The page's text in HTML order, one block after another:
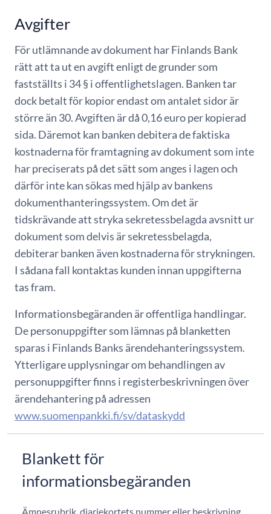
Avgifter
För utlämnande av dokument har Finlands Bank
rätt att ta ut en avgift enligt de grunder som
fastställts i 34 § i offentlighetslagen. Banken tar
dock betalt för kopior endast om antalet sidor är
större än 30. Avgiften är då 0,16 euro per kopierad
sida. Däremot kan banken debitera de faktiska
kostnaderna för framtagning av dokument som inte
har preciserats på det sätt som anges i lagen och
därför inte kan sökas med hjälp av bankens
dokumenthanteringssystem. Om det är
tidskrävande att stryka sekretessbelagda avsnitt ur
dokument som delvis är sekretessbelagda,
debiterar banken även kostnaderna för strykningen.
I sådana fall kontaktas kunden innan uppgifterna
tas fram.
Informationsbegäranden är offentliga handlingar.
De personuppgifter som lämnas på blanketten
sparas i Finlands Banks ärendehanteringssystem.
Ytterligare upplysningar om behandlingen av
personuppgifter finns i registerbeskrivningen över
ärendehantering på adressen
www.suomenpankki.fi/sv/dataskydd
Blankett för
informationsbegäranden
Ämnesrubrik, diariekortets nummer eller beskrivning